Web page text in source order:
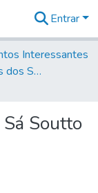
Entrar
Interessantes
Volume 88 - Ofícios dos Senhores Governadores Interinos da Capitania de São Paulo (1817- 1819)
Soutto